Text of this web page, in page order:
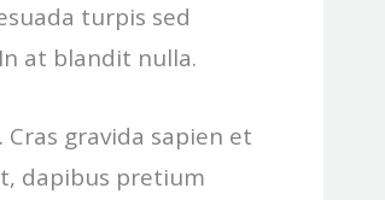
turpis sed
at blandit nulla.
gravida sapien et
dapibus pretium